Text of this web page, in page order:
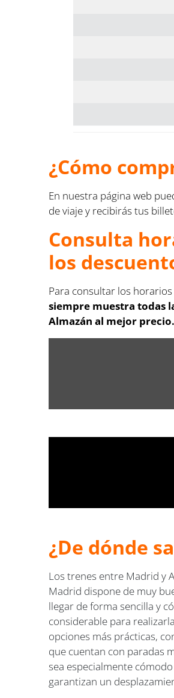
¿Cómo
En nuestra página web
de viaje y recibirás tus
Consulta
los
Para consultar los
siempre muestra todas
Almazán al mejor precio.
¿De dónde
Los trenes entre Madrid y
Madrid dispone de muy
llegar de forma sencilla y
considerable para
opciones más prácticas,
que cuentan con paradas
sea especialmente
garantizan un